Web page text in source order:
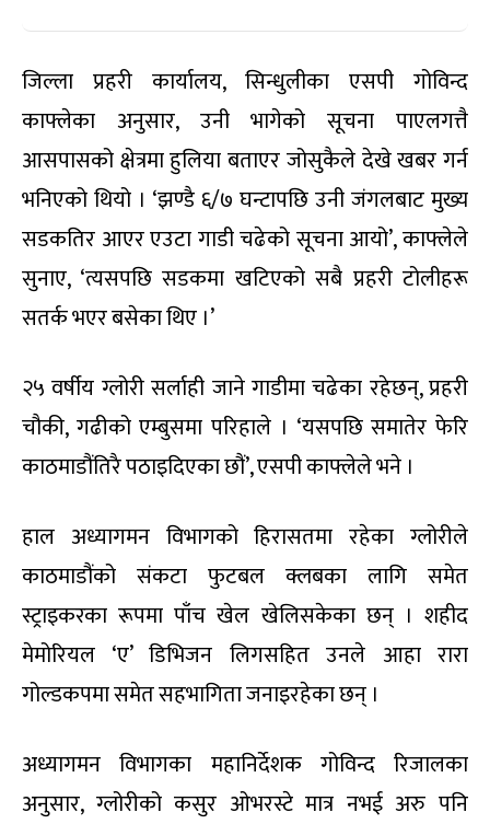
जिल्ला प्रहरी कार्यालय, सिन्धुलीका एसपी गोविन्द
काफ्लेका अनुसार, उनी भागेको सूचना पाएलगत्तै
आसपासको क्षेत्रमा हुलिया बताएर जोसुकैले देखे खबर गर्न
भनिएको थियो । ‘झण्डै ६/७ घन्टापछि उनी जंगलबाट मुख्य
सडकतिर आएर एउटा गाडी चढेको सूचना आयो’, काफ्लेले
सुनाए, ‘त्यसपछि सडकमा खटिएको सबै प्रहरी टोलीहरू
सतर्क भएर बसेका थिए ।’
२५ वर्षीय ग्लोरी सर्लाही जाने गाडीमा चढेका रहेछन्, प्रहरी
चौकी, गढीको एम्बुसमा परिहाले । ‘यसपछि समातेर फेरि
काठमाडौंतिरै पठाइदिएका छौं’, एसपी काफ्लेले भने ।
हाल अध्यागमन विभागको हिरासतमा रहेका ग्लोरीले
काठमाडौंको संकटा फुटबल क्लबका लागि समेत
स्ट्राइकरका रूपमा पाँच खेल खेलिसकेका छन् । शहीद
मेमोरियल ‘ए’ डिभिजन लिगसहित उनले आहा रारा
गोल्डकपमा समेत सहभागिता जनाइरहेका छन् ।
अध्यागमन विभागका महानिर्देशक गोविन्द रिजालका
अनुसार, ग्लोरीको कसुर ओभरस्टे मात्र नभई अरु पनि